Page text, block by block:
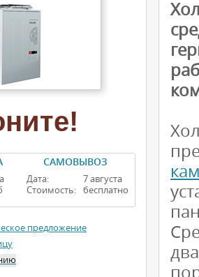
САМОВЫВОЗ
Дата:
Стоимость:
7 августа
бесплатно
предложение